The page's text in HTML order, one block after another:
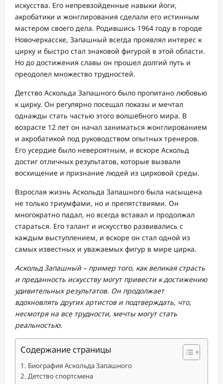
искусства. Его непревзойденные навыки йоги,
акробатики и жонглирования сделали его истинным
мастером своего дела. Родившись 1964 году в городе
Новочеркасске, Запашный всегда проявлял интерес к
цирку и быстро стал знаковой фигурой в этой области.
Но до достижения славы он прошел долгий путь и
преодолел множество трудностей.
Детство Аскольда Запашного было пропитано любовью
к цирку. Он регулярно посещал показы и мечтал
однажды стать частью этого волшебного мира. В
возрасте 12 лет он начал заниматься жонглированием
и акробатикой под руководством опытных тренеров.
Его усердие было невероятным, и вскоре Аскольд
достиг отличных результатов, которые вызвали
восхищение и признание людей из цирковой среды.
Взрослая жизнь Аскольда Запашного была насыщена
не только триумфами, но и препятствиями. Он
многократно падал, но всегда вставал и продолжал
стараться. Его талант и искусство развивались с
каждым выступлением, и вскоре он стал одной из
самых известных и уважаемых фигур в мире цирка.
Аскольд Запашный – пример того, как великая страсть
и преданность искусству могут привести к достижению
удивительных результатов. Он продолжает
вдохновлять других артистов и подтверждать, что,
несмотря на все трудности, мечты могут стать
реальностью.
Содержание страницы
Биография Аскольда Запашного
Детство спортсмена